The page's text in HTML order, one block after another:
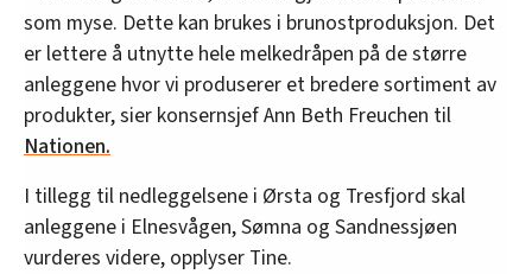
som myse. Dette kan brukes i brunostproduksjon. Det
er lettere å utnytte hele melkedråpen på de større
anleggene hvor vi produserer et bredere sortiment av
produkter, sier konsernsjef Ann Beth Freuchen til
Nationen.
I tillegg til nedleggelsene i Ørsta og Tresfjord skal
anleggene i Elnesvågen, Sømna og Sandnessjøen
vurderes videre, opplyser Tine.